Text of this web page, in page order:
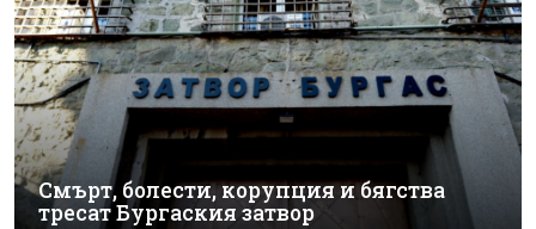
Смърт, болести, корупция и бягства
тресат Бургаския затвор